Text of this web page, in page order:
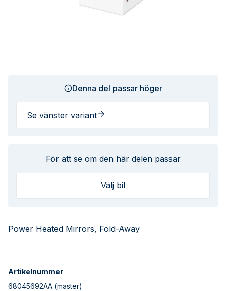
Denna del passar höger
Se vänster variant
För att se om den här delen passar
Välj bil
Power Heated Mirrors, Fold-Away
Artikelnummer
68045692AA (master)